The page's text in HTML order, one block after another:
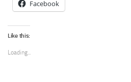
Facebook
Like this:
Loading...